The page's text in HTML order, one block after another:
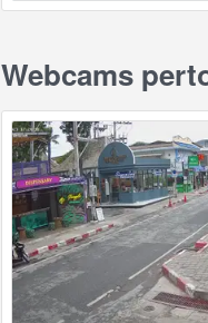
Webcams